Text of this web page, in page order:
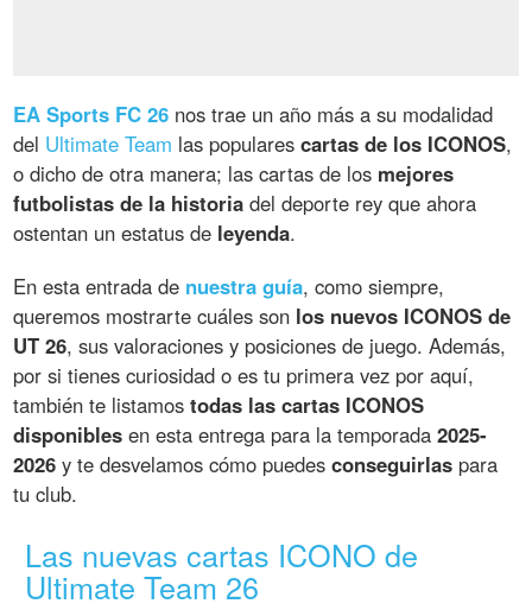
EA Sports FC 26 nos trae un año más a su modalidad
del Ultimate Team las popularescartas de los ICONOS,
o dicho de otra manera; las cartas de los mejores
futbolistas de la historia del deporte rey que ahora
ostentan un estatus de leyenda.
En esta entrada de nuestra guía, como siempre,
queremos mostrarte cuáles son los nuevos ICONOS de
UT 26, sus valoraciones y posiciones de juego. Además,
por si tienes curiosidad o es tu primera vez por aquí,
también te listamostodas las cartas ICONOS
disponibles en esta entrega para la temporada2025-
2026 y te desvelamos cómo puedesconseguirlas para
tu club.
Las nuevas cartas ICONO de
Ultimate Team 26